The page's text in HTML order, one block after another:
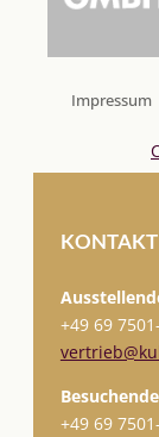
Impressum
KONTAKT
+49 69 7501-
Besuchende
+49 69